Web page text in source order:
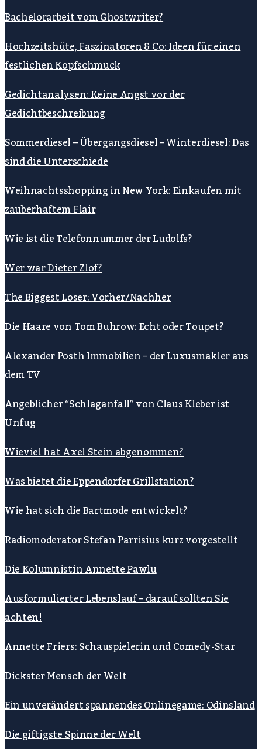
Bachelorarbeit vom Ghostwriter?
Hochzeitshüte, Faszinatoren & Co: Ideen für einen
festlichen Kopfschmuck
Gedichtanalysen: Keine Angst vor der
Gedichtbeschreibung
Sommerdiesel – Übergangsdiesel – Winterdiesel: Das
sind die Unterschiede
Weihnachtsshopping in New York: Einkaufen mit
zauberhaftem Flair
Wie ist die Telefonnummer der Ludolfs?
Wer war Dieter Zlof?
The Biggest Loser: Vorher/Nachher
Die Haare von Tom Buhrow: Echt oder Toupet?
Alexander Posth Immobilien – der Luxusmakler aus
dem TV
Angeblicher “Schlaganfall” von Claus Kleber ist
Unfug
Wieviel hat Axel Stein abgenommen?
Was bietet die Eppendorfer Grillstation?
Wie hat sich die Bartmode entwickelt?
Radiomoderator Stefan Parrisius kurz vorgestellt
Die Kolumnistin Annette Pawlu
Ausformulierter Lebenslauf – darauf sollten Sie
achten!
Annette Friers: Schauspielerin und Comedy-Star
Dickster Mensch der Welt
Ein unverändert spannendes Onlinegame: Odinsland
Die giftigste Spinne der Welt